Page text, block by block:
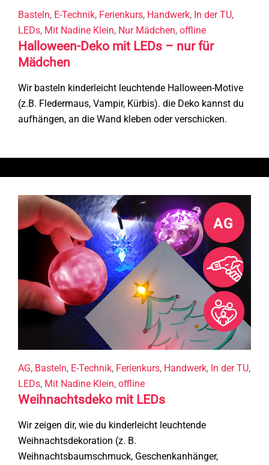
Basteln, E-Technik, Ferienkurs, Handwerk, In der TU,
LEDs, Mit Nadine Klein, Nur Mädchen, offline
Halloween-Deko mit LEDs – nur für
Mädchen
Wir basteln kinderleicht leuchtende Halloween-Motive
(z.B. Fledermaus, Vampir, Kürbis). die Deko kannst du
aufhängen, an die Wand kleben oder verschicken.
AG, Basteln, E-Technik, Ferienkurs, Handwerk, In der TU,
LEDs, Mit Nadine Klein, offline
Weihnachtsdeko mit LEDs
Wir zeigen dir, wie du kinderleicht leuchtende
Weihnachtsdekoration (z. B.
Weihnachtsbaumschmuck, Geschenkanhänger,